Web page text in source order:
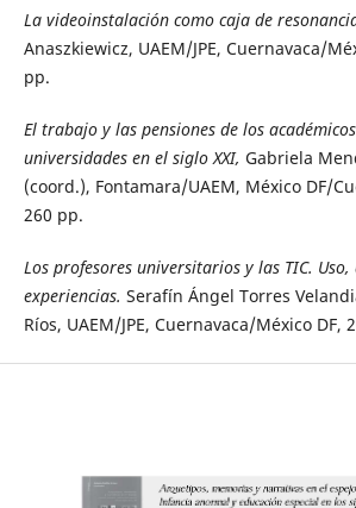
La videoinstalación como caja de
Anaszkiewicz, UAEM/JPE, Cuernavaca/
pp.
El trabajo y las pensiones de los
universidades en el siglo XXI, Gabriela
(coord.), Fontamara/UAEM, México DF/
260 pp.
Los profesores universitarios y las TIC.
experiencias. Serafín Ángel Torres
Ríos, UAEM/JPE, Cuernavaca/México DF,